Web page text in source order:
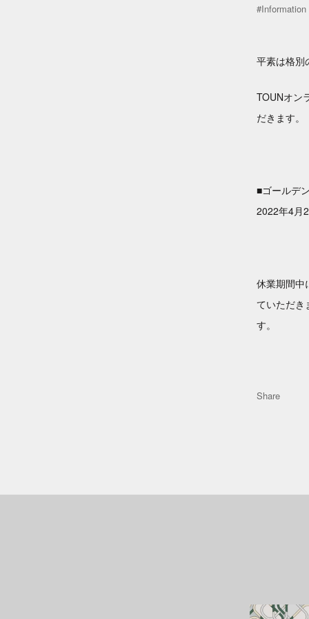
#Information
平素は格別
TOUNオン
だきます。
■ゴールデ
2022年4
休業期間中
ていただき
す。
Share